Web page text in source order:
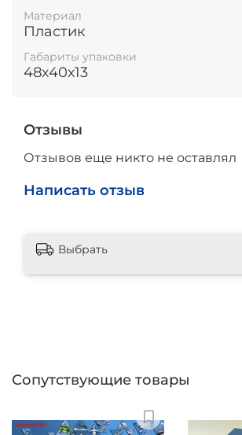
Материал
Пластик
Габариты упаковки
48х40х13
Отзывы
Отзывов еще никто не оставлял
Написать отзыв
Выбрать
Сопутствующие товары